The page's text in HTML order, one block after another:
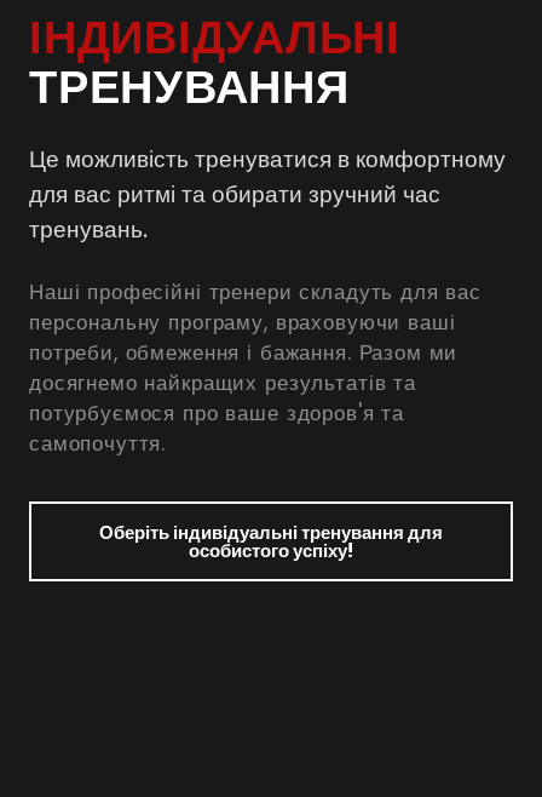
ІНДИВІДУАЛЬНІ
ТРЕНУВАННЯ
Це можливість тренуватися в комфортному
для вас ритмі та обирати зручний час
тренувань.
Наші професійні тренери складуть для вас
персональну програму, враховуючи ваші
потреби, обмеження і бажання. Разом ми
досягнемо найкращих результатів та
потурбуємося про ваше здоров'я та
самопочуття.
Оберіть індивідуальні тренування для
особистого успіху!